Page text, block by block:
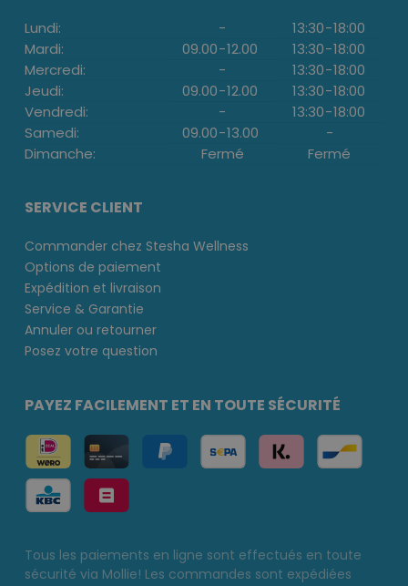
Lundi: - 13:30-18:00
Mardi:
09.00-12.00 13:30-18:00
Mercredi:
- 13:30-18:00
Jeudi:
09.00-12.00 13:30-18:00
Vendredi:
- 13:30-18:00
Samedi:
09.00-13.00
-
Dimanche:
Fermé Fermé
SERVICE CLIENT
Commander chez Stesha Wellness
Options de paiement
Expédition et livraison
Service & Garantie
Annuler ou retourner
Posez votre question
PAYEZ FACILEMENT ET EN TOUTE SÉCURITÉ
Tous les paiements en ligne sont effectués en toute
sécurité via Mollie! Les commandes sont expédiées